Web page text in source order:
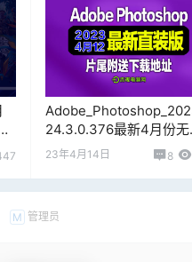
24.3.0.376最新4月份无
破解直装版视频教程
23年4月14日 8
M 管理员